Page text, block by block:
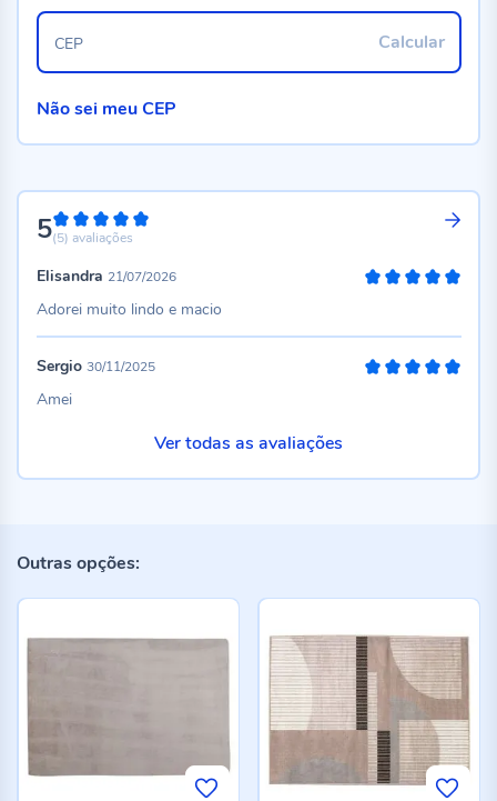
5100%
(5) avaliações
Elisandra 21/07/2026
Adorei muito lindo e macio
Sergio 30/11/2025
Amei
Ver todas as avaliações
Calcular
CEP
Não sei meu CEP
Outras opções: